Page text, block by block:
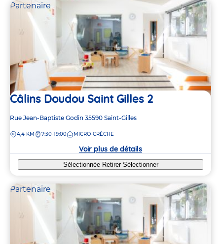
Partenaire
Câlins Doudou Saint Gilles 2
Adresse
la
Rue Jean-Baptiste Godin 35590 Saint-Gilles
DISTANCE
4,4 KM 7:30-19:00 MICRO-CRÈCHE
Voir plus de détails
Sélectionnée Retirer Sélectionner
Partenaire